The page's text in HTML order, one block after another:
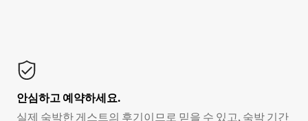
안심하고 예약하세요.
실제 숙박한 게스트의 후기이므로 믿을 수 있고, 숙박 기간